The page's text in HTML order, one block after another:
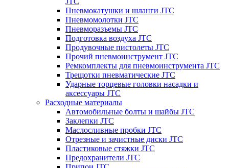
Пневмокатушки и шланги JTC
Пневмомолотки JTC
Пневморазъемы JTC
Подготовка воздуха JTC
Продувочные пистолеты JTC
Прочий пневмоинструмент JTC
Ремкомплекты для пневмоинструмента JTC
Трещотки пневматические JTC
Ударные торцевые головки насадки и
аксессуары JTC
Расходные материалы
Автомобильные болты и шайбы JTC
Заклепки JTC
Маслосливные пробки JTC
Отрезные и зачистные диски JTC
Пластиковые стяжки JTC
Предохранители JTC